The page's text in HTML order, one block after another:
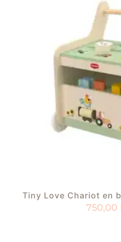
Tiny Love Chariot en
750,00